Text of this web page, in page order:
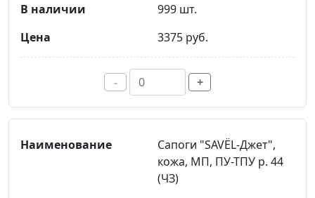
999 шт.
3375 руб.
- +
Сапоги "SAVЁL-Джет",
кожа, МП, ПУ-ТПУ р. 44
(ЧЗ)